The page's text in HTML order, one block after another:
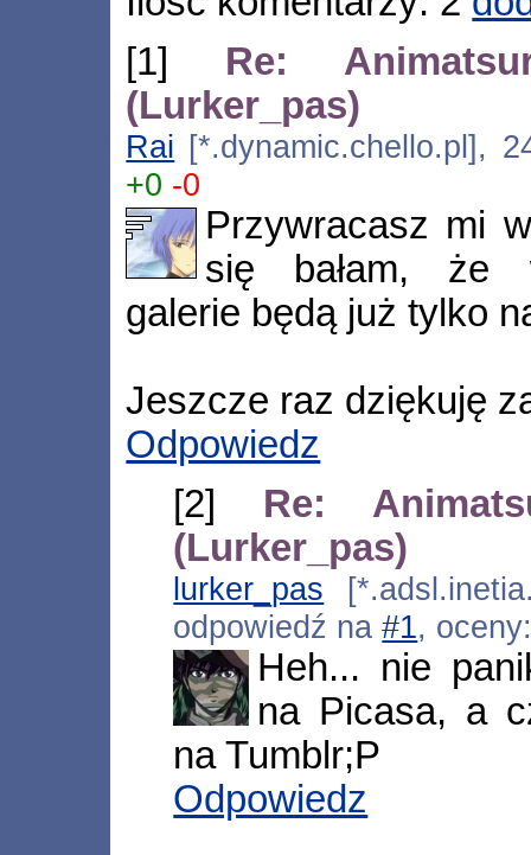
[1] Re:
(Lurker_pas)
Rai [*.dynamic.chello.pl],
+0 -0
Przywracasz mi
się bałam, że
galerie będą już tylko
Jeszcze raz dziękuję
Odpowiedz
[2] Re:
(Lurker_pas)
lurker_pas
odpowiedź na#1,
Heh... nie
na Picasa, a
na Tumblr;P
Odpowiedz